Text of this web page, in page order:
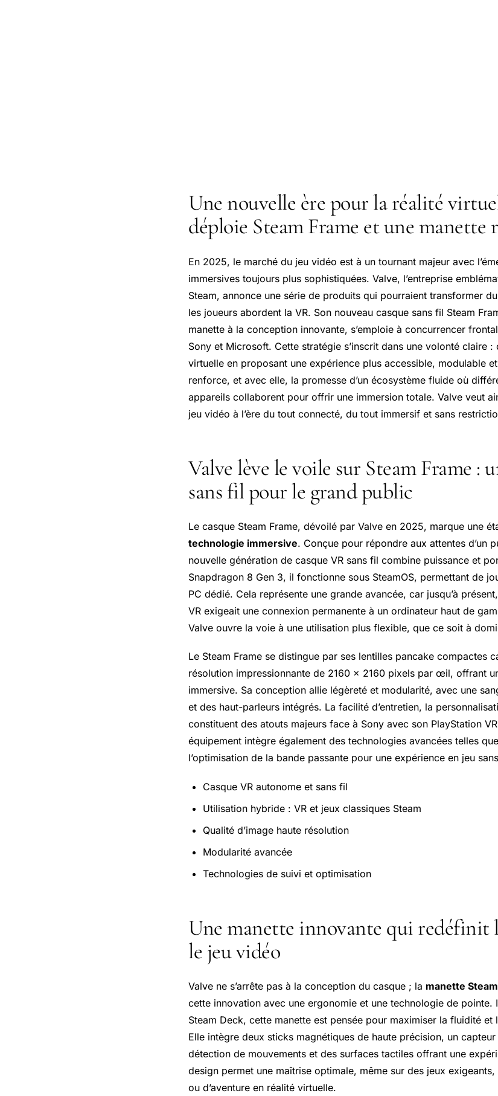
Une nouvelle ère pour la réalité
déploie Steam Frame et une
En 2025, le marché du jeu vidéo est à un tournant majeur avec
immersives toujours plus sophistiquées. Valve, l’entreprise
Steam, annonce une série de produits qui pourraient transformer
les joueurs abordent la VR. Son nouveau casque sans fil Steam
manette à la conception innovante, s’emploie à concurrencer
Sony et Microsoft. Cette stratégie s’inscrit dans une volonté claire
virtuelle en proposant une expérience plus accessible, modulable
renforce, et avec elle, la promesse d’un écosystème fluide où
appareils collaborent pour offrir une immersion totale. Valve veut
jeu vidéo à l’ère du tout connecté, du tout immersif et sans
Valve lève le voile sur Steam Frame :
sans fil pour le grand public
Le casque Steam Frame, dévoilé par Valve en 2025, marque une
technologie immersive. Conçue pour répondre aux attentes d’un
nouvelle génération de casque VR sans fil combine puissance et
Snapdragon 8 Gen 3, il fonctionne sous SteamOS, permettant de
PC dédié. Cela représente une grande avancée, car jusqu’à
VR exigeait une connexion permanente à un ordinateur haut de
Valve ouvre la voie à une utilisation plus flexible, que ce soit à
Le Steam Frame se distingue par ses lentilles pancake compactes
résolution impressionnante de 2160 x 2160 pixels par œil, offrant
immersive. Sa conception allie légèreté et modularité, avec une
et des haut-parleurs intégrés. La facilité d’entretien, la
constituent des atouts majeurs face à Sony avec son PlayStation
équipement intègre également des technologies avancées telles
l’optimisation de la bande passante pour une expérience en jeu
Casque VR autonome et sans fil
Utilisation hybride : VR et jeux classiques Steam
Qualité d’image haute résolution
Modularité avancée
Technologies de suivi et optimisation
Une manette innovante qui redéfinit
le jeu vidéo
Valve ne s’arrête pas à la conception du casque ; la manette
cette innovation avec une ergonomie et une technologie de pointe.
Steam Deck, cette manette est pensée pour maximiser la fluidité
Elle intègre deux sticks magnétiques de haute précision, un
détection de mouvements et des surfaces tactiles offrant une
design permet une maîtrise optimale, même sur des jeux exigeants,
ou d’aventure en réalité virtuelle.